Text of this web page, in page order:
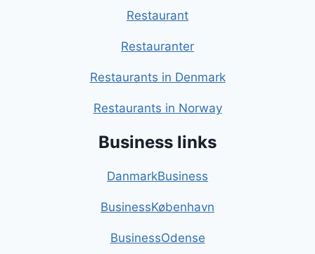
Restaurant
Restauranter
Restaurants in Denmark
Restaurants in Norway
Business links
DanmarkBusiness
BusinessKøbenhavn
BusinessOdense